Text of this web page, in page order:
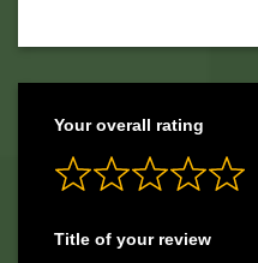
Your overall rating
Title of your review